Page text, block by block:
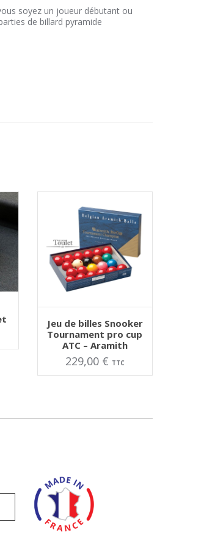
soyez un joueur débutant ou
de billard pyramide
Jeu de billes Snooker
Tournament pro cup
ATC – Aramith
229,00 € TTC